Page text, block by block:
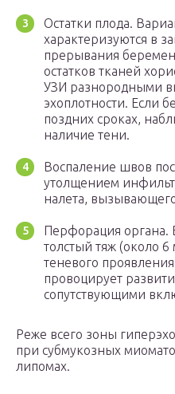
Остатки плода.
характеризуются в
прерывания
остатков тканей
УЗИ разнородными
эхоплотности. Если
поздних сроках,
наличие тени.
Воспаление швов
утолщением
налета,
Перфорация органа.
толстый тяж (около 6
теневого
провоцирует
сопутствующими
Реже всего зоны
при субмукозных
липомах.